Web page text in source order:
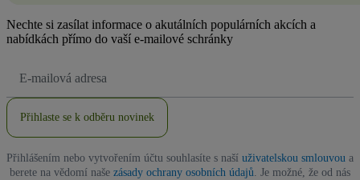
Nechte si zasílat informace o akutálních populárních akcích a
nabídkách přímo do vaší e-mailové schránky
adresa
Přihlaste se k odběru novinek
Přihlášením nebo vytvořením účtu souhlasíte s naší uživatelskou smlouvou a
berete na vědomí naše zásady ochrany osobních údajů. Je možné, že od nás